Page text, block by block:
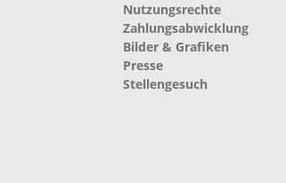
Nutzungsrechte
Zahlungsabwicklung
Bilder & Grafiken
Presse
Stellengesuch